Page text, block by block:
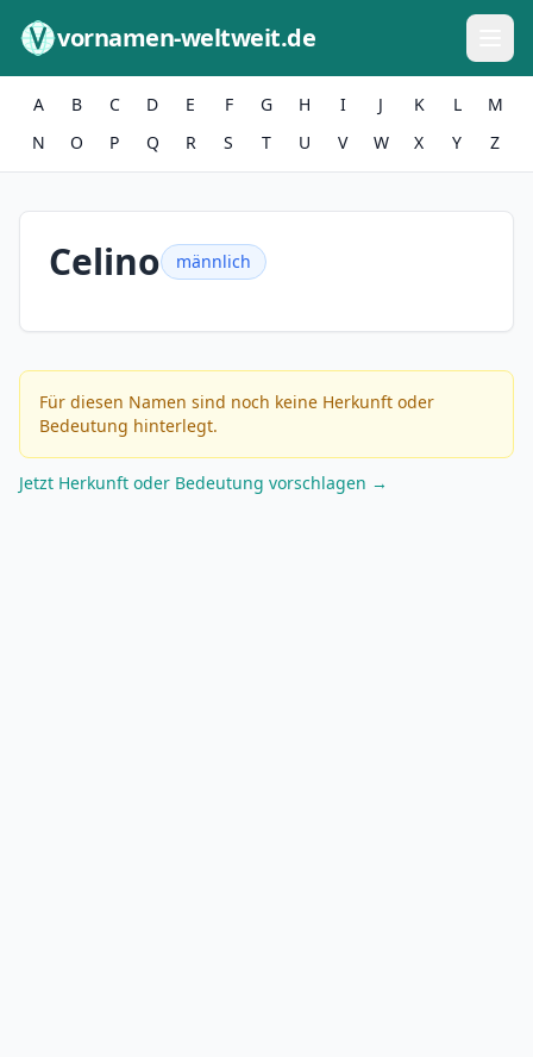
vornamen-weltweit.de
A B C D E F G H I J K L
M
N
O P Q R S T U V W X Y Z
Celino männlich
Für diesen Namen sind noch keine Herkunft oder
Bedeutung hinterlegt.
Jetzt Herkunft oder Bedeutung vorschlagen →